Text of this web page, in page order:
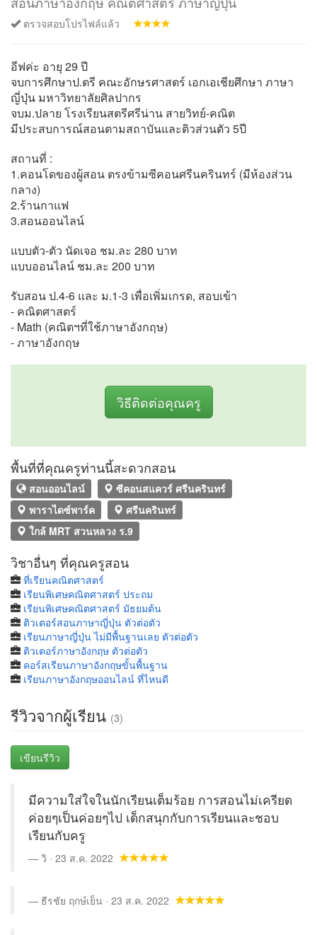
ตรวจสอบโปรไฟล์แล้ว
อีฟค่ะ อายุ 29 ปี
จบการศึกษาป.ตรี คณะอักษรศาสตร์ เอกเอเชียศึกษา ภาษา
ญี่ปุ่น มหาวิทยาลัยศิลปากร
จบม.ปลาย โรงเรียนสตรีศรีน่าน สายวิทย์-คณิต
มีประสบการณ์สอนตามสถาบันและติวส่วนตัว 5ปี
สถานที่ :
1.คอนโดของผู้สอน ตรงข้ามซีคอนศรีนครินทร์ (มีห้องส่วน
กลาง)
2.ร้านกาแฟ
3.สอนออนไลน์
แบบตัว-ตัว นัดเจอ ชม.ละ 280 บาท
แบบออนไลน์ ชม.ละ 200 บาท
รับสอน ป.4-6 และ ม.1-3 เพื่อเพิ่มเกรด, สอบเข้า
- คณิตศาสตร์
- Math (คณิตฯที่ใช้ภาษาอังกฤษ)
- ภาษาอังกฤษ
วิธีติดต่อคุณครู
พื้นที่ที่คุณครูท่านนี้สะดวกสอน
สอนออนไลน์
ซีคอนสแควร์​ ศรีนครินทร์
พาราไดซ์พาร์ค
ศรีนครินทร์
ใกล้ MRT สวนหลวง ร.9
วิชาอื่นๆ ที่คุณครูสอน
ที่เรียนคณิตศาสตร์
เรียนพิเศษคณิตศาสตร์ ประถม
เรียนพิเศษคณิตศาสตร์ มัธยมต้น
ติวเตอร์สอนภาษาญี่ปุ่น ตัวต่อตัว
เรียนภาษาญี่ปุ่น ไม่มีพื้นฐานเลย ตัวต่อตัว
ติวเตอร์ภาษาอังกฤษ ตัวต่อตัว
คอร์สเรียนภาษาอังกฤษขั้นพื้นฐาน
เรียนภาษาอังกฤษออนไลน์ ที่ไหนดี
รีวิวจากผู้เรียน (3)
เขียนรีวิว
มีความใส่ใจในนักเรียนเต็มร้อย การสอนไม่เครียด
ค่อยๆเป็นค่อยๆไป เด็กสนุกกับการเรียนและชอบ
เรียนกับครู
วิ · 23 ส.ค. 2022
ธีรชัย ฤกษ์เย็น · 23 ส.ค. 2022